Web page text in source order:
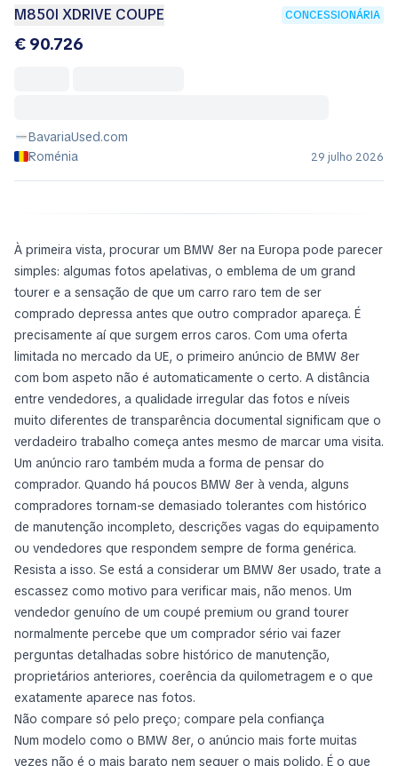
M850I XDRIVE COUPE CONCESSIONÁRIA
€ 90.726
BavariaUsed.com
Roménia
29 julho 2026
À primeira vista, procurar um BMW 8er na Europa pode parecer
simples: algumas fotos apelativas, o emblema de um grand
tourer e a sensação de que um carro raro tem de ser
comprado depressa antes que outro comprador apareça. É
precisamente aí que surgem erros caros. Com uma oferta
limitada no mercado da UE, o primeiro anúncio de BMW 8er
com bom aspeto não é automaticamente o certo. A distância
entre vendedores, a qualidade irregular das fotos e níveis
muito diferentes de transparência documental significam que o
verdadeiro trabalho começa antes mesmo de marcar uma visita.
Um anúncio raro também muda a forma de pensar do
comprador. Quando há poucos BMW 8er à venda, alguns
compradores tornam-se demasiado tolerantes com histórico
de manutenção incompleto, descrições vagas do equipamento
ou vendedores que respondem sempre de forma genérica.
Resista a isso. Se está a considerar um BMW 8er usado, trate a
escassez como motivo para verificar mais, não menos. Um
vendedor genuíno de um coupé premium ou grand tourer
normalmente percebe que um comprador sério vai fazer
perguntas detalhadas sobre histórico de manutenção,
proprietários anteriores, coerência da quilometragem e o que
exatamente aparece nas fotos.
Não compare só pelo preço; compare pela confiança
Num modelo como o BMW 8er, o anúncio mais forte muitas
vezes não é o mais barato nem sequer o mais polido. É o que